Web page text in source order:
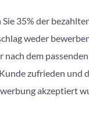
35% der
weder
dem
zufrieden und
akzeptiert